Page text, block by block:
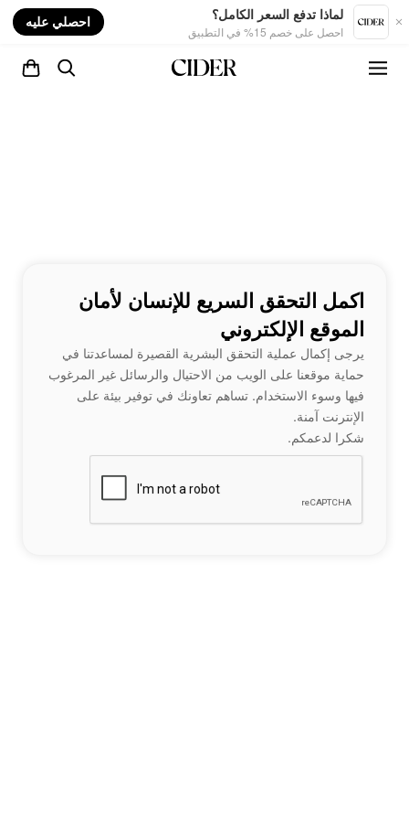
لماذا تدفع السعر الكامل؟
احصل على خصم 15% في التطبيق
احصلي عليه
اكمل التحقق السريع للإنسان لأمان
الموقع الإلكتروني
يرجى إكمال عملية التحقق البشرية القصيرة لمساعدتنا في
حماية موقعنا على الويب من الاحتيال والرسائل غير المرغوب
فيها وسوء الاستخدام. تساهم تعاونك في توفير بيئة على
الإنترنت آمنة.
شكرا لدعمكم.